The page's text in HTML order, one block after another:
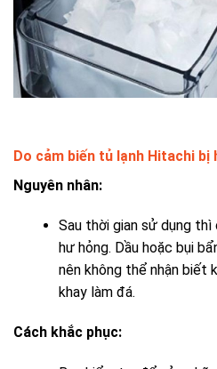
Do cảm biến tủ lạnh Hitachi bị
Nguyên nhân:
Sau thời gian sử dụng thì
hư hỏng. Dầu hoặc bụi
nên không thể nhận biết
khay làm đá.
Cách khắc phục: